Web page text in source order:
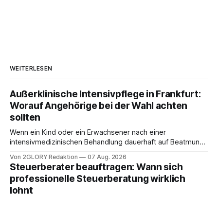
WEITERLESEN
Außerklinische Intensivpflege in Frankfurt:
Worauf Angehörige bei der Wahl achten
sollten
Wenn ein Kind oder ein Erwachsener nach einer
intensivmedizinischen Behandlung dauerhaft auf Beatmung
angewiesen ist, stellt sich für Familien eine schwierige
Frage: Muss die Versorgung dauerhaft in der Klinik bleiben –
oder ist ein Leben zu Hause möglich? Die außerklinische
Intensivpflege bietet genau diese Alternative: Sie
Von 2GLORY Redaktion 07 Aug. 2026
Steuerberater beauftragen: Wann sich
professionelle Steuerberatung wirklich
lohnt